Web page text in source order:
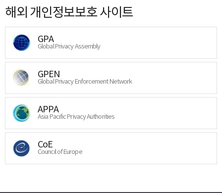
해외 개인정보보호 사이트
GPA
Global Privacy Assembly
GPEN
Global Privacy Enforcement Network
APPA
Asia Pacific Privacy Authorities
CoE
Council of Europe